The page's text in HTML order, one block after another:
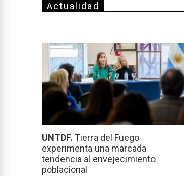
Actualidad
UNTDF. Tierra del Fuego
experimenta una marcada
tendencia al envejecimiento
poblacional